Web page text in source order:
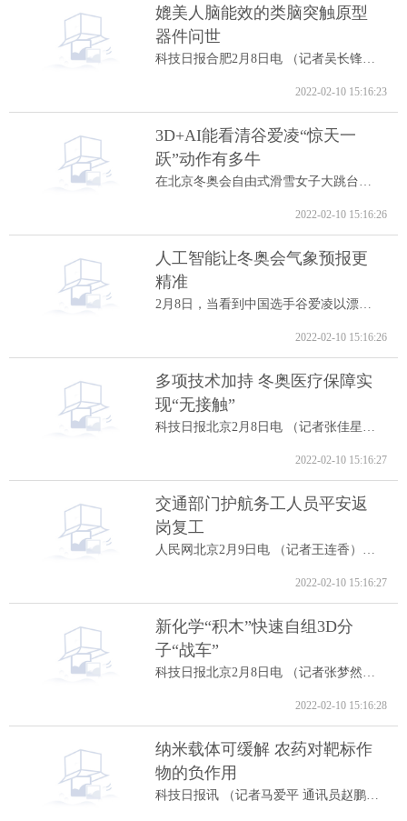
媲美人脑能效的类脑突触原型
器件问世
科技日报合肥2月8日电 （记者吴长锋）8日...
2022-02-10 15:16:23
3D+AI能看清谷爱凌“惊天一
跃”动作有多牛
在北京冬奥会自由式滑雪女子大跳台决赛中...
2022-02-10 15:16:26
人工智能让冬奥会气象预报更
精准
2月8日，当看到中国选手谷爱凌以漂亮的高...
2022-02-10 15:16:26
多项技术加持 冬奥医疗保障实
现“无接触”
科技日报北京2月8日电 （记者张佳星）记...
2022-02-10 15:16:27
交通部门护航务工人员平安返
岗复工
人民网北京2月9日电 （记者王连香）记者...
2022-02-10 15:16:27
新化学“积木”快速自组3D分
子“战车”
科技日报北京2月8日电 （记者张梦然）据...
2022-02-10 15:16:28
纳米载体可缓解 农药对靶标作
物的负作用
科技日报讯 （记者马爱平 通讯员赵鹏跃...